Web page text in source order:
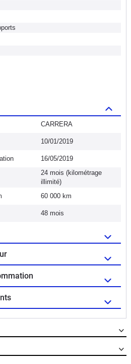
CARRERA
10/01/2019
16/05/2019
24 mois (kilométrage
illimité)
60 000 km
48 mois